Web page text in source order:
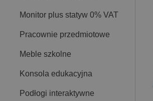
Monitor plus statyw 0% VAT
Pracownie przedmiotowe
Meble szkolne
Konsola edukacyjna
Podłogi interaktywne